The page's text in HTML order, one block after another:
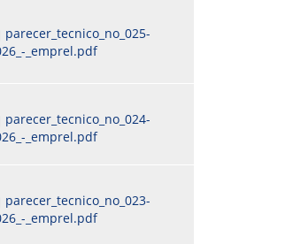
parecer_tecnico_no_025-
_emprel.pdf
parecer_tecnico_no_024-
_emprel.pdf
parecer_tecnico_no_023-
_emprel.pdf